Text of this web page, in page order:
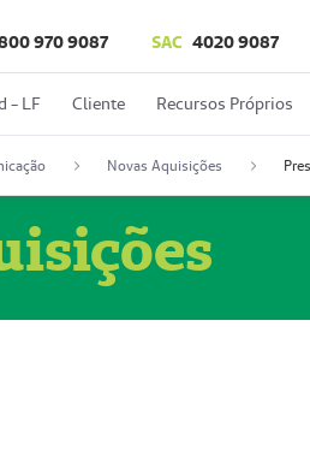
970 9087 SAC 4020 9087
- LF Cliente Recursos Próprios
Novas Aquisições